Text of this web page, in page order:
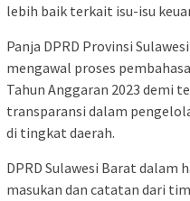
lebih baik terkait isu-isu
Panja DPRD Provinsi
mengawal proses
Tahun Anggaran 2023 demi
transparansi dalam
di tingkat daerah.
DPRD Sulawesi Barat dalam
masukan dan catatan dari